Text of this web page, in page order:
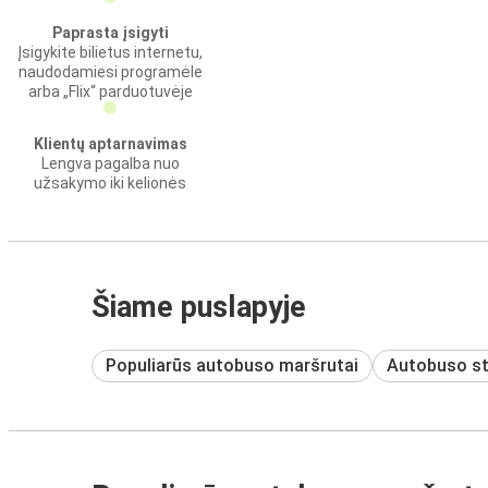
Paprasta įsigyti
Įsigykite bilietus internetu,
naudodamiesi programėle
arba „Flix“ parduotuvėje
Klientų aptarnavimas
Lengva pagalba nuo
užsakymo iki kelionės
Šiame puslapyje
Populiarūs autobuso maršrutai Autobuso